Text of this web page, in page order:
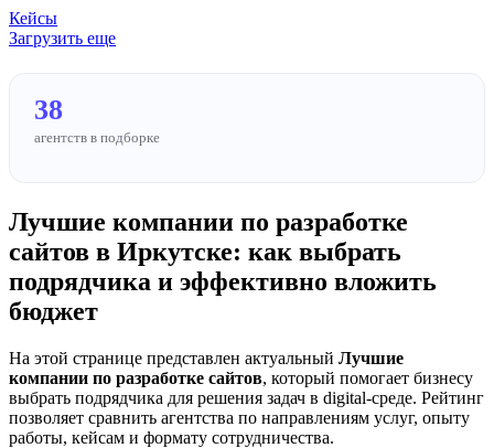
Кейсы
Загрузить еще
38
агентств в подборке
Лучшие компании по разработке
сайтов в Иркутске: как выбрать
подрядчика и эффективно вложить
бюджет
На этой странице представлен актуальный Лучшие
компании по разработке сайтов, который помогает бизнесу
выбрать подрядчика для решения задач в digital-среде. Рейтинг
позволяет сравнить агентства по направлениям услуг, опыту
работы, кейсам и формату сотрудничества.